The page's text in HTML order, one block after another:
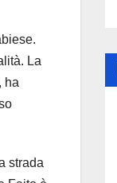
La
ha
strada